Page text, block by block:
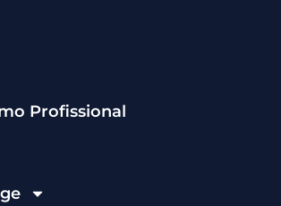
Profissional